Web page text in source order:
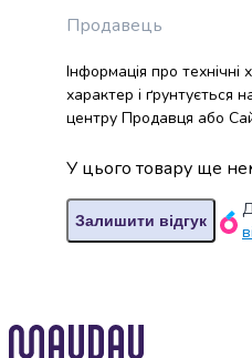
крупа
крупа
Кіноа
Кукурудзяна
Ячна
крупа
Перлова
продукти
Рибні
Продавець
Інформація про
характер і ґрунтується
центру Продавця або
У цього товару ще
Залишити відгук